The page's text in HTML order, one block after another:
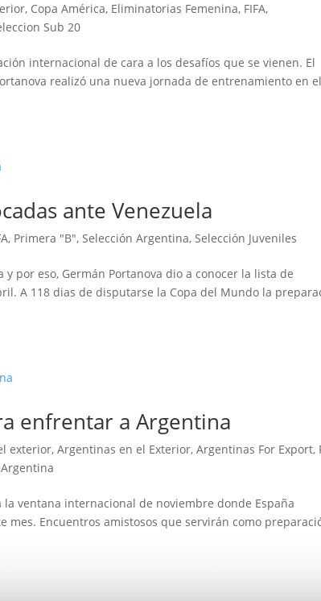
, Copa América, Eliminatorias Femenina, FIFA,
Sub 20
internacional de cara a los desafíos que se vienen. El
realizó una nueva jornada de entrenamiento en
ante Venezuela
, Primera "B",Selección Argentina,Selección Juveniles
por eso, Germán Portanova dio a conocer la lista de
A 118 dias de disputarse la Copa del Mundo la
enfrentar a Argentina
exterior,Argentinas en el Exterior,Argentinas For Export,
ventana internacional de noviembre donde España
mes. Encuentros amistosos que servirán como